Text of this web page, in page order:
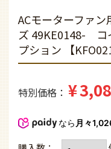
ACモーターファ
ズ 49KE0148- コ
プション 【KFO021
特別価格 ¥
なら 月々